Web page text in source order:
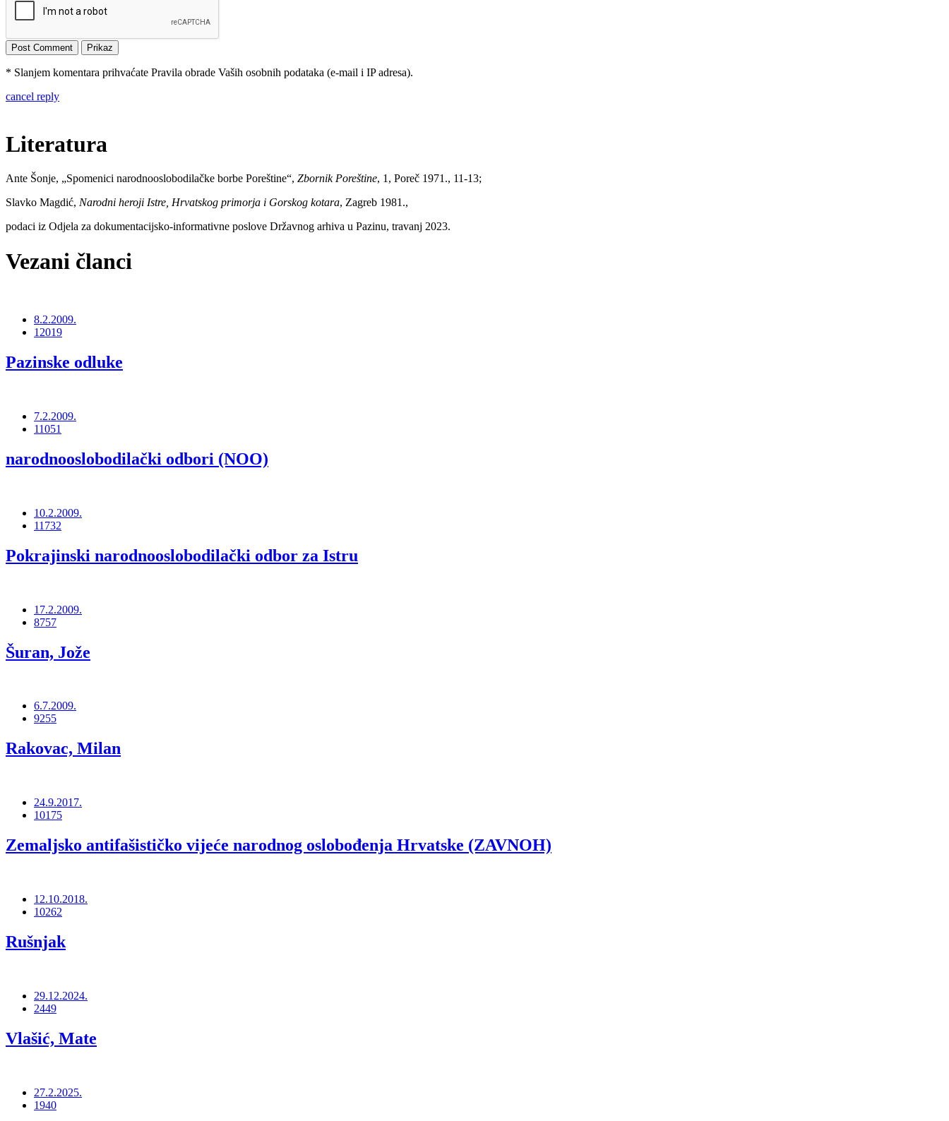
* Slanjem komentara prihvaćate Pravila obrade Vaših osobnih podataka (e-mail i IP adresa).
cancel reply
Literatura
Ante Šonje, „Spomenici narodnooslobodilačke borbe Poreštine“, Zbornik Poreštine, 1, Poreč 1971., 11-13;
Slavko Magdić, Narodni heroji Istre, Hrvatskog primorja i Gorskog kotara, Zagreb 1981.,
podaci iz Odjela za dokumentacijsko-informativne poslove Državnog arhiva u Pazinu, travanj 2023.
Vezani članci
8.2.2009.
12019
Pazinske odluke
7.2.2009.
11051
narodnooslobodilački odbori (NOO)
10.2.2009.
11732
Pokrajinski narodnooslobodilački odbor za Istru
17.2.2009.
8757
Šuran, Jože
6.7.2009.
9255
Rakovac, Milan
24.9.2017.
10175
Zemaljsko antifašističko vijeće narodnog oslobođenja Hrvatske (ZAVNOH)
12.10.2018.
10262
Rušnjak
29.12.2024.
2449
Vlašić, Mate
27.2.2025.
1940